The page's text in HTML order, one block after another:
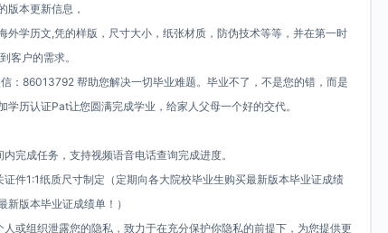
版本更新信息，
外学历文,凭的样版，尺寸大小，纸张材质，防伪技术等等，并在第一时
客户的需求。
：86013792 帮助您解决一切毕业难题。毕业不了，不是您的错，而是
学历认证Pat让您圆满完成学业，给家人父母一个好的交代。
完成任务，支持视频语音电话查询完成进度。
件1:1纸质尺寸制定（定期向各大院校毕业生购买最新版本毕业证成绩
版本毕业证成绩单！）
或组织泄露您的隐私，致力于在充分保护你隐私的前提下，为您提供更